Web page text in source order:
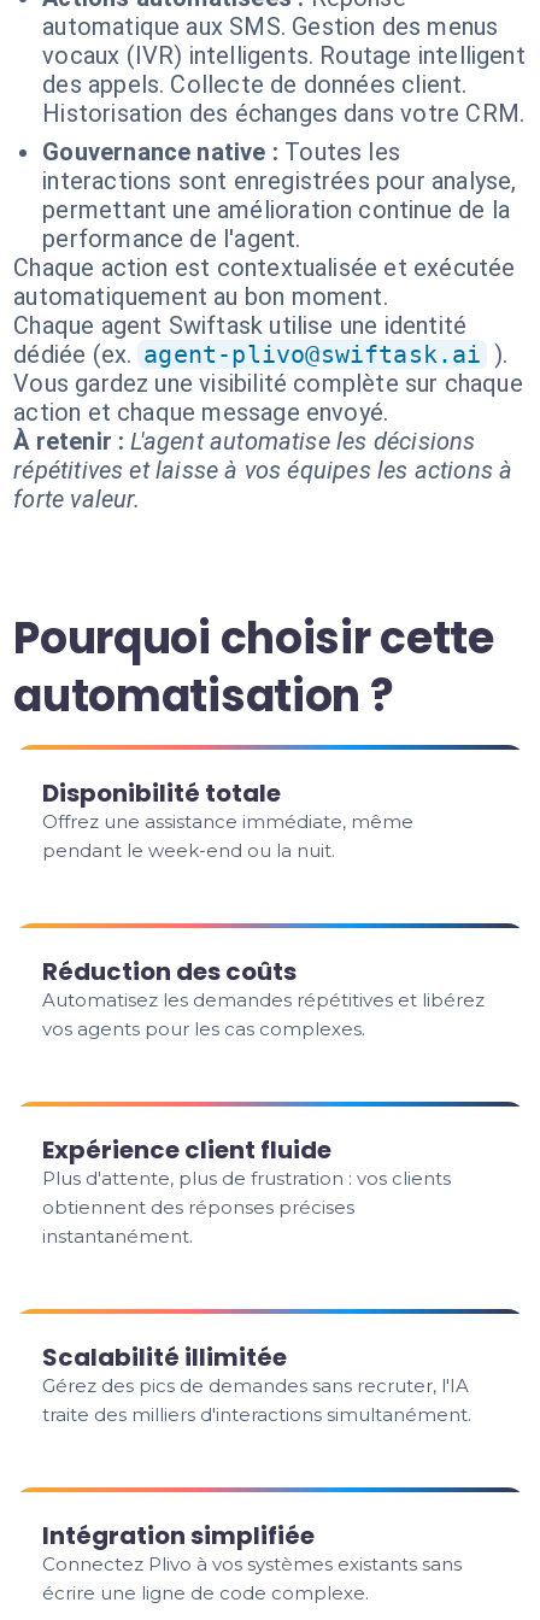
automatique aux SMS. Gestion des menus
vocaux (IVR) intelligents. Routage intelligent
des appels. Collecte de données client.
Historisation des échanges dans votre CRM.
Gouvernance native : Toutes les
interactions sont enregistrées pour analyse,
permettant une amélioration continue de la
performance de l'agent.
Chaque action est contextualisée et exécutée
automatiquement au bon moment.
Chaque agent Swiftask utilise une identité
dédiée (ex. agent-plivo@swiftask.ai ).
Vous gardez une visibilité complète sur chaque
action et chaque message envoyé.
À retenir : L'agent automatise les décisions
répétitives et laisse à vos équipes les actions à
forte valeur.
Pourquoi choisir cette
automatisation ?
Disponibilité totale
Offrez une assistance immédiate, même
pendant le week-end ou la nuit.
Réduction des coûts
Automatisez les demandes répétitives et libérez
vos agents pour les cas complexes.
Expérience client fluide
Plus d'attente, plus de frustration : vos clients
obtiennent des réponses précises
instantanément.
Scalabilité illimitée
Gérez des pics de demandes sans recruter, l'IA
traite des milliers d'interactions simultanément.
Intégration simplifiée
Connectez Plivo à vos systèmes existants sans
écrire une ligne de code complexe.